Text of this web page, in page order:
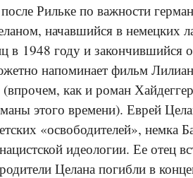
Рильке по важности
начавшийся в немецких
в 1948 году и закончившийся
напоминает фильм
как и роман
этого времени). Еврей
«освободителей», немка
идеологии. Ее отец
Целана погибли в